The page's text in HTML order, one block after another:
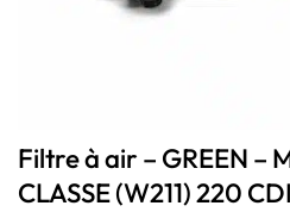
Filtre à air – GREEN –
CLASSE (W211) 220